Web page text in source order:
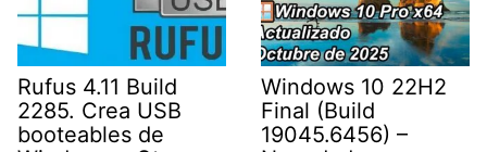
Rufus 4.11 Build
2285. Crea USB
booteables de
Windows 10 22H2
Final (Build
19045.6456) –